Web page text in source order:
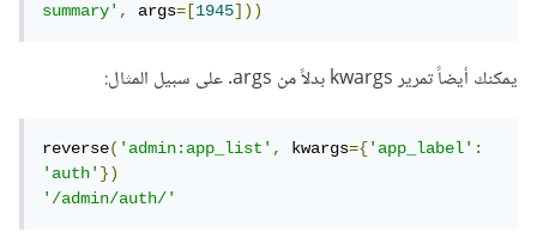
summary', args=[1945]))
يمكنك أيضاً تمرير kwargs بدلاً من args. على سبيل المثال:
reverse('admin:app_list', kwargs={'app_label':
'auth'})
'/admin/auth/'